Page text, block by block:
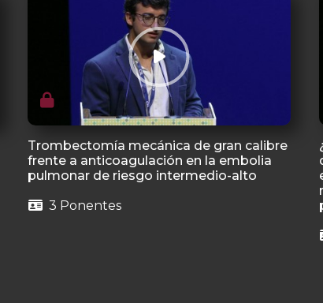
Trombectomía mecánica de gran calibre
frente a anticoagulación en la embolia
pulmonar de riesgo intermedio-alto
3 Ponentes